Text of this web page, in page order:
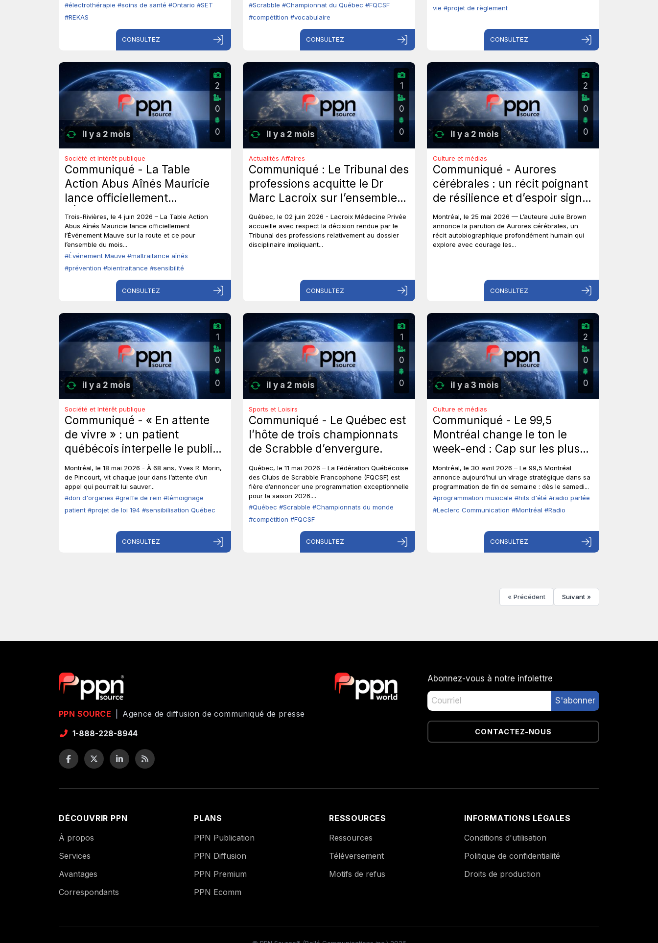
#électrothérapie #soins de santé #Ontario #SET
#REKAS
CONSULTEZ
#Scrabble #Championnat du Québec #FQCSF
#compétition #vocabulaire
CONSULTEZ
vie #projet de règlement
CONSULTEZ
il y a 2 mois
2
0
0
Société et Intérêt publique
Communiqué - La Table
Action Abus Aînés Mauricie
lance officiellement
l’Événement Mauve sur la
route.
Trois-Rivières, le 4 juin 2026 – La Table Action
Abus Aînés Mauricie lance officiellement
l’Événement Mauve sur la route et ce pour
l’ensemble du mois...
#Événement Mauve #maltraitance aînés
#prévention #bientraitance #sensibilité
CONSULTEZ
il y a 2 mois
1
0
0
Actualités Affaires
Communiqué : Le Tribunal des
professions acquitte le Dr
Marc Lacroix sur l’ensemble
des chefs et met un terme à
près de six ans de procédures
disciplinaires.
Québec, le 02 juin 2026 - Lacroix Médecine Privée
accueille avec respect la décision rendue par le
Tribunal des professions relativement au dossier
disciplinaire impliquant...
CONSULTEZ
il y a 2 mois
2
0
0
Culture et médias
Communiqué - Aurores
cérébrales : un récit poignant
de résilience et d’espoir signé
Julie Brown.
Montréal, le 25 mai 2026 — L’auteure Julie Brown
annonce la parution de Aurores cérébrales, un
récit autobiographique profondément humain qui
explore avec courage les...
CONSULTEZ
il y a 2 mois
1
0
0
Société et Intérêt publique
Communiqué - « En attente
de vivre » : un patient
québécois interpelle le public
et les élus sur le don
d’organes.
Montréal, le 18 mai 2026 - À 68 ans, Yves R. Morin,
de Pincourt, vit chaque jour dans l’attente d’un
appel qui pourrait lui sauver...
#don d'organes #greffe de rein #témoignage
patient #projet de loi 194 #sensibilisation Québec
CONSULTEZ
il y a 2 mois
1
0
0
Sports et Loisirs
Communiqué - Le Québec est
l’hôte de trois championnats
de Scrabble d’envergure.
Québec, le 11 mai 2026 – La Fédération Québécoise
des Clubs de Scrabble Francophone (FQCSF) est
fière d’annoncer une programmation exceptionnelle
pour la saison 2026....
#Québec #Scrabble #Championnats du monde
#compétition #FQCSF
CONSULTEZ
il y a 3 mois
2
0
0
Culture et médias
Communiqué - Le 99,5
Montréal change le ton le
week-end : Cap sur les plus
gros hits d'été de tous les
temps, sans toucher à ses
voix fortes en semaine.
Montréal, le 30 avril 2026 – Le 99,5 Montréal
annonce aujourd’hui un virage stratégique dans sa
programmation de fin de semaine : dès le samedi...
#programmation musicale #hits d'été #radio parlée
#Leclerc Communication #Montréal #Radio
CONSULTEZ
« Précédent Suivant »
PPN SOURCE
Agence de diffusion de communiqué de presse
1-888-228-8944
Abonnez-vous à notre infolettre
CONTACTEZ-NOUS
DÉCOUVRIR PPN
À propos
Services
Avantages
Correspondants
PLANS
PPN Publication
PPN Diffusion
PPN Premium
PPN Ecomm
RESSOURCES
Ressources
Téléversement
Motifs de refus
INFORMATIONS LÉGALES
Conditions d'utilisation
Politique de confidentialité
Droits de production